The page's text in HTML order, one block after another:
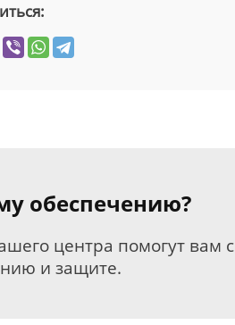
обеспечению?
центра помогут вам с
и защите.